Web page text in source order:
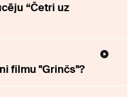
“Četri uz
filmu "Grinčs"?